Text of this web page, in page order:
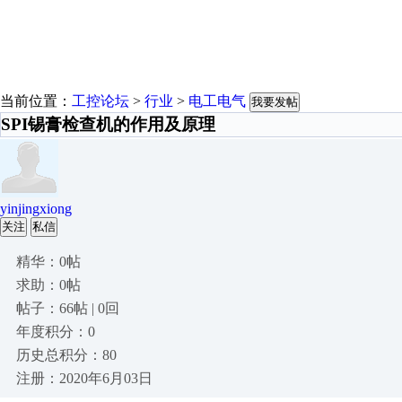
当前位置： 工控论坛 > 行业 > 电工电气 我要发帖
SPI锡膏检查机的作用及原理
yinjingxiong
关注 私信
精华：0帖
求助：0帖
帖子：66帖 | 0回
年度积分：0
历史总积分：80
注册：2020年6月03日